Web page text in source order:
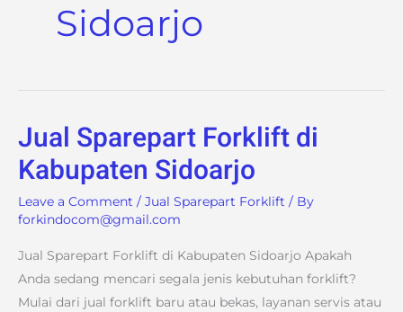
Sidoarjo
Jual Sparepart Forklift di
Kabupaten Sidoarjo
Leave a Comment / Jual Sparepart Forklift / By
forkindocom@gmail.com
Jual Sparepart Forklift di Kabupaten Sidoarjo Apakah
Anda sedang mencari segala jenis kebutuhan forklift?
Mulai dari jual forklift baru atau bekas, layanan servis atau
Jual
Sparepart
Forklift
di
Kabupaten
Sidoarjo